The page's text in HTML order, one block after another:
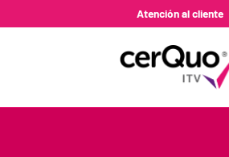
Atención al cliente